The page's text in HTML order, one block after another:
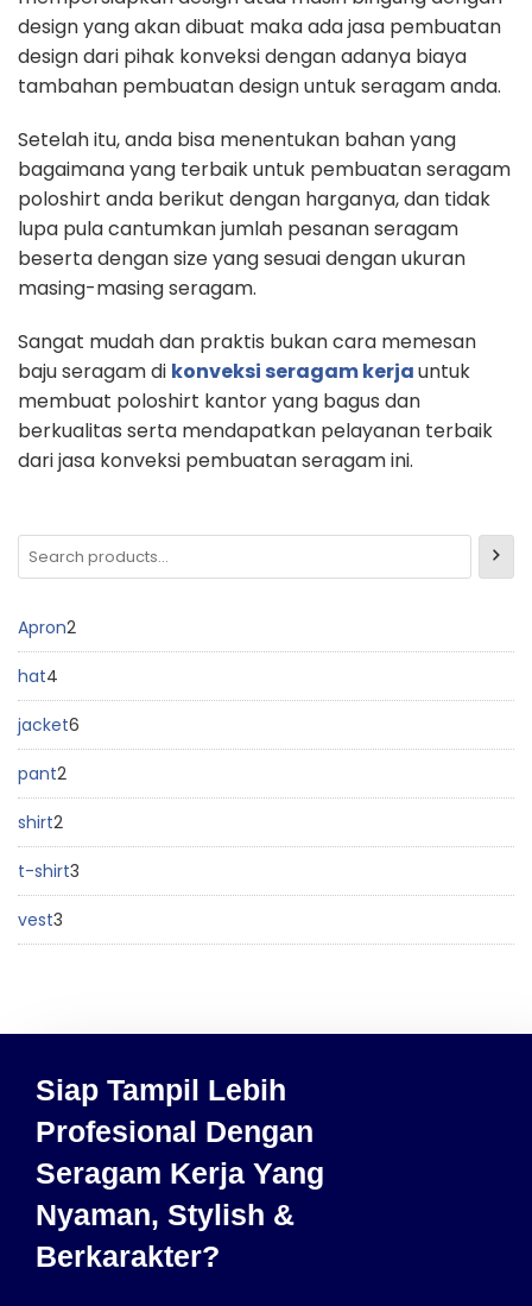
design yang akan dibuat maka ada jasa pembuatan
design dari pihak konveksi dengan adanya biaya
tambahan pembuatan design untuk seragam anda.
Setelah itu, anda bisa menentukan bahan yang
bagaimana yang terbaik untuk pembuatan seragam
poloshirt anda berikut dengan harganya, dan tidak
lupa pula cantumkan jumlah pesanan seragam
beserta dengan size yang sesuai dengan ukuran
masing-masing seragam.
Sangat mudah dan praktis bukan cara memesan
baju seragam di konveksi seragam kerjauntuk
membuat poloshirt kantor yang bagus dan
berkualitas serta mendapatkan pelayanan terbaik
dari jasa konveksi pembuatan seragam ini.
Apron2
hat4
jacket6
pant2
shirt2
t-shirt3
vest3
Siap Tampil Lebih
Profesional Dengan
Seragam Kerja Yang
Nyaman, Stylish &
Berkarakter?